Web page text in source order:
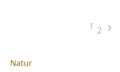
1 2
Natur